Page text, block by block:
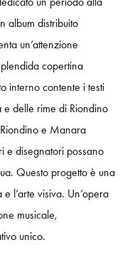
n album distribuito
un’attenzione
endida copertina
interno contente i testi
e delle rime di Riondino
Riondino e Manara
e disegnatori possano
Questo progetto è una
l’arte visiva. Un’opera
musicale,
unico.